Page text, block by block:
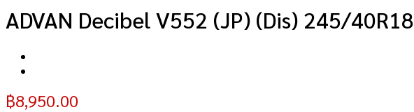
ADVAN Decibel V552 (JP) (Dis) 245/40R18
฿8,950.00